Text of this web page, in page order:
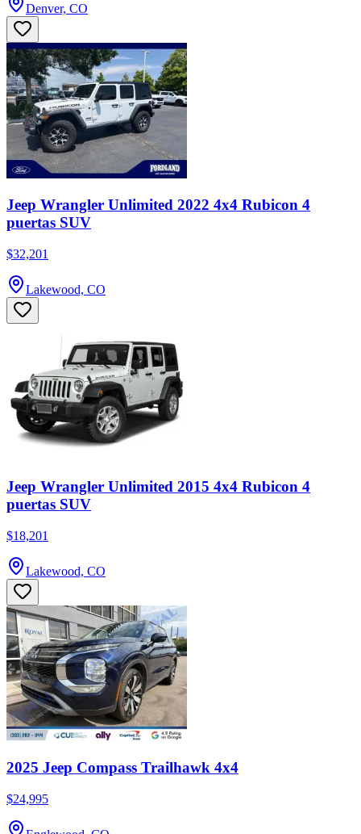
Denver, CO
Jeep Wrangler Unlimited 2022 4x4 Rubicon 4
puertas SUV
$32,201
Lakewood, CO
Jeep Wrangler Unlimited 2015 4x4 Rubicon 4
puertas SUV
$18,201
Lakewood, CO
2025 Jeep Compass Trailhawk 4x4
$24,995